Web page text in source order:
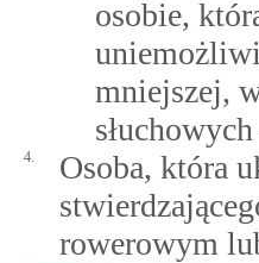
osobie,
mniejszej,
4.
Osoba, która
rowerowym